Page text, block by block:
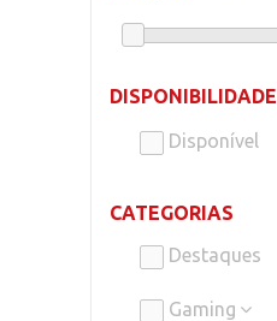
DISPONIBILIDADE
Disponível
CATEGORIAS
Destaques
Gaming